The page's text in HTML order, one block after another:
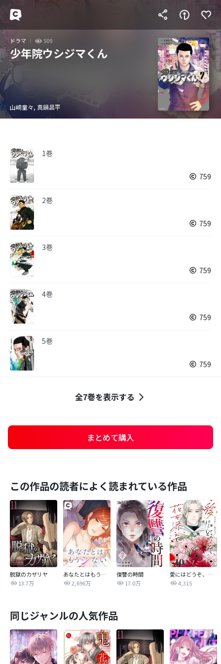
ドラマ 509
少年院ウシジマくん
山崎童々, 真鍋昌平
1巻
759
2巻
759
3巻
759
4巻
759
5巻
759
全7巻を表示する
まとめて購入
この作品の読者によく読まれている作品
脱獄のカザリヤ
13.7万
あなたとはもうシない
2,696万
復讐の時間
17.0万
愛にはどうぞ、花を添えて【単話】
4,315
同じジャンルの人気作品